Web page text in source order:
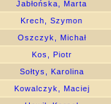
Jabłońska, Marta
Krech, Szymon
Oszczyk, Michał
Kos, Piotr
Sołtys, Karolina
Kowalczyk, Maciej